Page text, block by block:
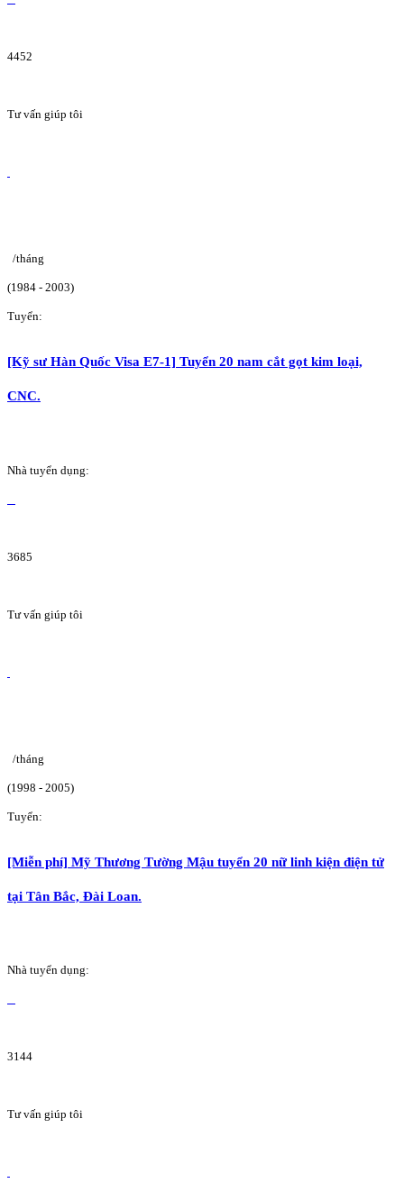
4452
Tư vấn giúp tôi
/tháng
(1984 - 2003)
Tuyển:
[Kỹ sư Hàn Quốc Visa E7-1] Tuyển 20 nam cắt gọt kim loại,
CNC.
Nhà tuyển dụng:
3685
Tư vấn giúp tôi
/tháng
(1998 - 2005)
Tuyển:
[Miễn phí] Mỹ Thương Tường Mậu tuyển 20 nữ linh kiện điện tử
tại Tân Bắc, Đài Loan.
Nhà tuyển dụng:
3144
Tư vấn giúp tôi